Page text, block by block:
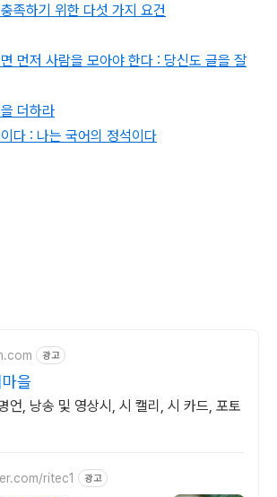
족하기 위한 다섯 가지 요건
먼저 사람을 모아야 한다 : 당신도 글을 잘
더하라
다 : 나는 국어의 정석이다
광고
세상 시마을
언, 낭송 및 영상시, 시 캘리, 시 카드, 포토
ritec1 광고